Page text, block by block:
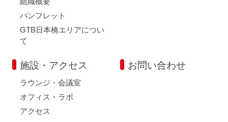
パンフレット
GTB日本橋エリアについ
て
施設・アクセス
ラウンジ・会議室
オフィス・ラボ
アクセス
お問い合わせ